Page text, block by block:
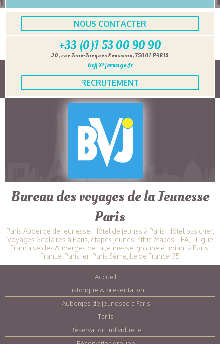
NOUS CONTACTER
+33 (0)1 53 00 90 90
20, rue Jean-Jacques Rousseau, 75001 PARIS
bvj[@]orange.fr
RECRUTEMENT
Bureau des voyages de la Jeunesse
Paris
Paris Auberge de Jeunesse, Hôtel de jeunes à Paris, Hôtel pas cher,
Voyages Scolaires à Paris, étapes jeunes, éthic étapes, LFAJ - Ligue
Française des Auberges de la Jeunesse, groupe étudiant à Paris,
France, Paris 1er, Paris 5ème, Ile de France, 75
Accueil
Historique & présentation
Auberges de jeunesse à Paris
Tarifs
Réservation individuelle